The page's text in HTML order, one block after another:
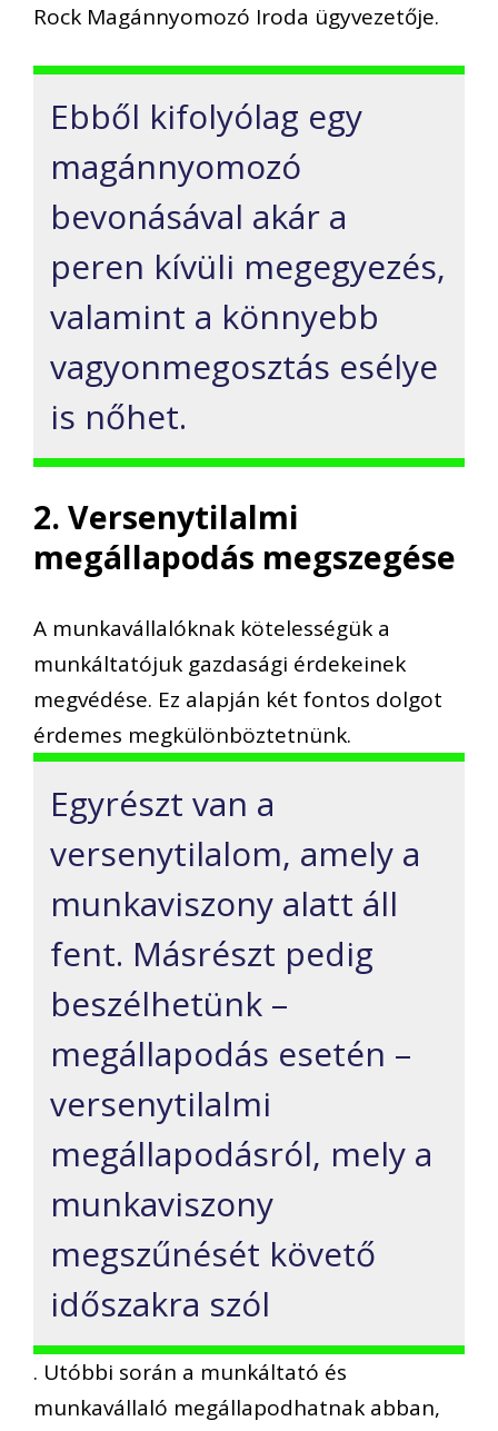
Rock Magánnyomozó Iroda ügyvezetője.
Ebből kifolyólag egy
magánnyomozó
bevonásával akár a
peren kívüli megegyezés,
valamint a könnyebb
vagyonmegosztás esélye
is nőhet.
2. Versenytilalmi
megállapodás megszegése
A munkavállalóknak kötelességük a
munkáltatójuk gazdasági érdekeinek
megvédése. Ez alapján két fontos dolgot
érdemes megkülönböztetnünk.
Egyrészt van a
versenytilalom, amely a
munkaviszony alatt áll
fent. Másrészt pedig
beszélhetünk –
megállapodás esetén –
versenytilalmi
megállapodásról, mely a
munkaviszony
megszűnését követő
időszakra szól
. Utóbbi során a munkáltató és
munkavállaló megállapodhatnak abban,